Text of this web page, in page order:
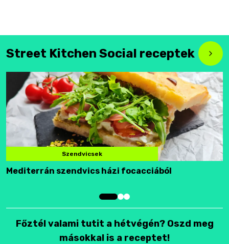
Street Kitchen Social receptek
Szendvicsek
Mediterrán szendvics házi focacciából
Főztél valami tutit a hétvégén? Oszd meg
másokkal is a receptet!